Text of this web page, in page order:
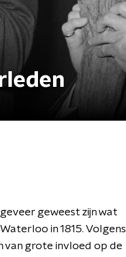
geweest zijn wat
in 1815. Volgens
van grote invloed op de